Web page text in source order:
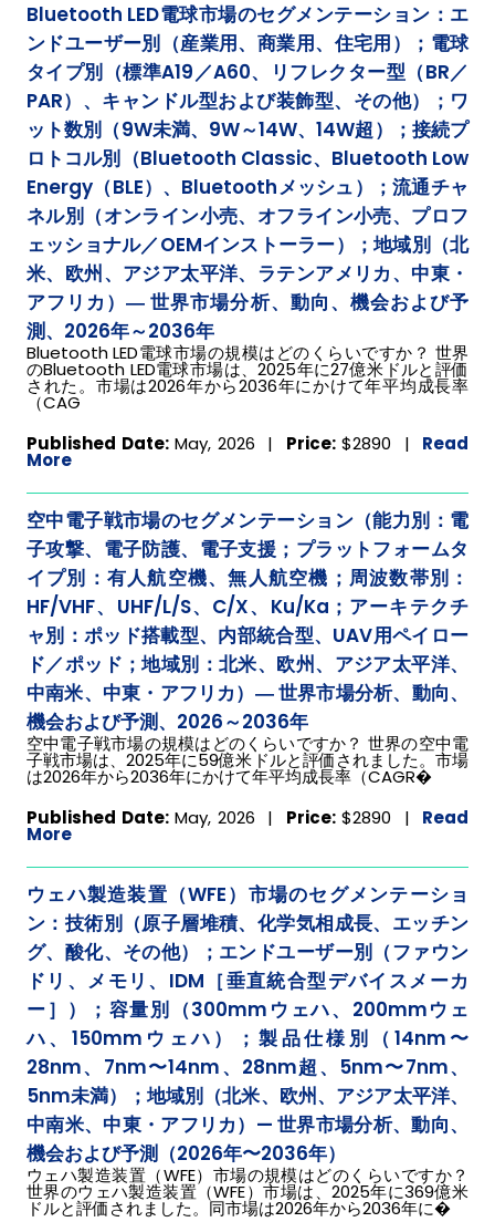
Bluetooth LED電球市場のセグメンテーション：エ
ンドユーザー別（産業用、商業用、住宅用）；電球
タイプ別（標準A19／A60、リフレクター型（BR／
PAR）、キャンドル型および装飾型、その他）；ワ
ット数別（9W未満、9W～14W、14W超）；接続プ
ロトコル別（Bluetooth Classic、Bluetooth Low
Energy（BLE）、Bluetoothメッシュ）；流通チャ
ネル別（オンライン小売、オフライン小売、プロフ
ェッショナル／OEMインストーラー）；地域別（北
米、欧州、アジア太平洋、ラテンアメリカ、中東・
アフリカ）― 世界市場分析、動向、機会および予
測、2026年～2036年
Bluetooth LED電球市場の規模はどのくらいですか？ 世界
のBluetooth LED電球市場は、2025年に27億米ドルと評価
された。市場は2026年から2036年にかけて年平均成長率
（CAG
Published Date:May, 2026 | Price:$2890 | Read
More
空中電子戦市場のセグメンテーション（能力別：電
子攻撃、電子防護、電子支援；プラットフォームタ
イプ別：有人航空機、無人航空機；周波数帯別：
HF/VHF、UHF/L/S、C/X、Ku/Ka；アーキテクチ
ャ別：ポッド搭載型、内部統合型、UAV用ペイロー
ド／ポッド；地域別：北米、欧州、アジア太平洋、
中南米、中東・アフリカ）― 世界市場分析、動向、
機会および予測、2026～2036年
空中電子戦市場の規模はどのくらいですか？ 世界の空中電
子戦市場は、2025年に59億米ドルと評価されました。市場
は2026年から2036年にかけて年平均成長率（CAGR�
Published Date:May, 2026 | Price:$2890 | Read
More
ウェハ製造装置（WFE）市場のセグメンテーショ
ン：技術別（原子層堆積、化学気相成長、エッチン
グ、酸化、その他）；エンドユーザー別（ファウン
ドリ、メモリ、IDM［垂直統合型デバイスメーカ
ー］）；容量別（300mmウェハ、200mmウェ
ハ、150mmウェハ）；製品仕様別（14nm〜
28nm、7nm〜14nm、28nm超、5nm〜7nm、
5nm未満）；地域別（北米、欧州、アジア太平洋、
中南米、中東・アフリカ）— 世界市場分析、動向、
機会および予測（2026年〜2036年）
ウェハ製造装置（WFE）市場の規模はどのくらいですか？
世界のウェハ製造装置（WFE）市場は、2025年に369億米
ドルと評価されました。同市場は2026年から2036年に�